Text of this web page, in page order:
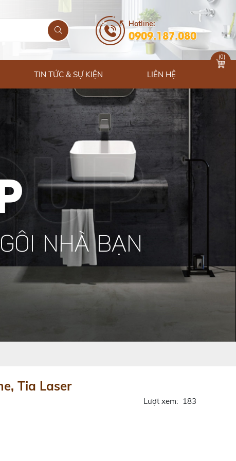
Hotline:
0909.187.080
TIN TỨC & SỰ KIỆN LIÊN HỆ
(0)
NHÀ BẠN
Tia Laser
Lượt xem: 183